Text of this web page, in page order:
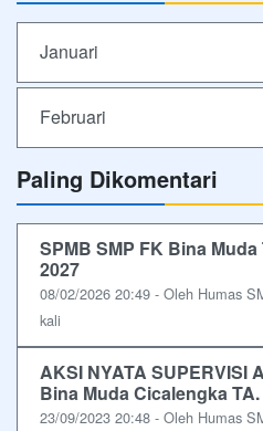
Januari
Februari
Paling Dikomentari
SPMB SMP FK Bina
2027
08/02/2026 20:49 - Oleh Humas
kali
AKSI NYATA SUPERVISI
Bina Muda Cicalengka
23/09/2023 20:48 - Oleh Humas